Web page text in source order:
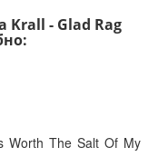
Krall - Glad Rag
Worth The Salt Of My